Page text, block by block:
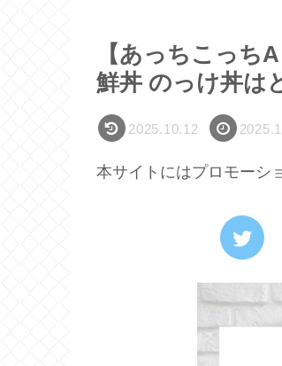
【あっちこっ
鮮丼 のっけ丼は
2025.10.12
本サイトにはプロモーシ